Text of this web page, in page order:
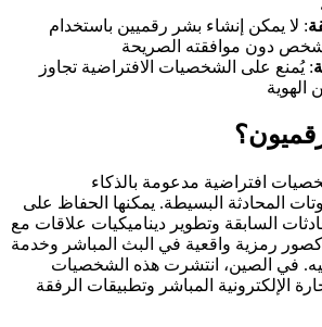
: لا يمكن إنشاء بشر رقميين باستخدام
شخص دون موافقته الصريحة
: يُمنع على الشخصيات الافتراضية تجاوز
افتراضية مدعومة بالذكاء
المحادثة البسيطة. يمكنها الحفاظ على
السابقة وتطوير ديناميكيات علاقات مع
رمزية واقعية في البث المباشر وخدمة
في الصين، انتشرت هذه الشخصيات
الإلكترونية المباشر وتطبيقات الرفقة